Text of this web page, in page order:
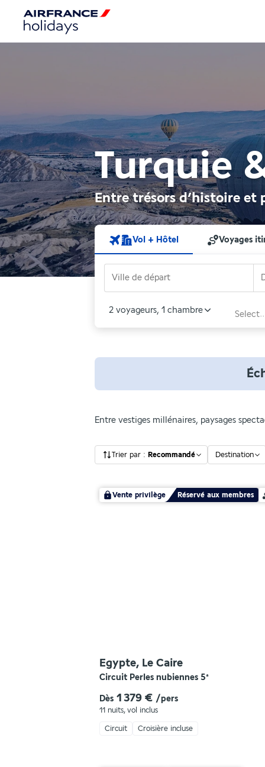
Turquie
Entre trésors d’histoire et
Vol + Hôtel Voyages
Ville de départ
2 voyageurs, 1 chambre
Entre vestiges millénaires, paysages
Trier par : Recommandé Destination
Vente privilège Réservé aux membres
Egypte, Le Caire
Circuit Perles nubiennes 5*
Dès 1 379 € /pers
11 nuits, vol inclus
Circuit Croisière incluse